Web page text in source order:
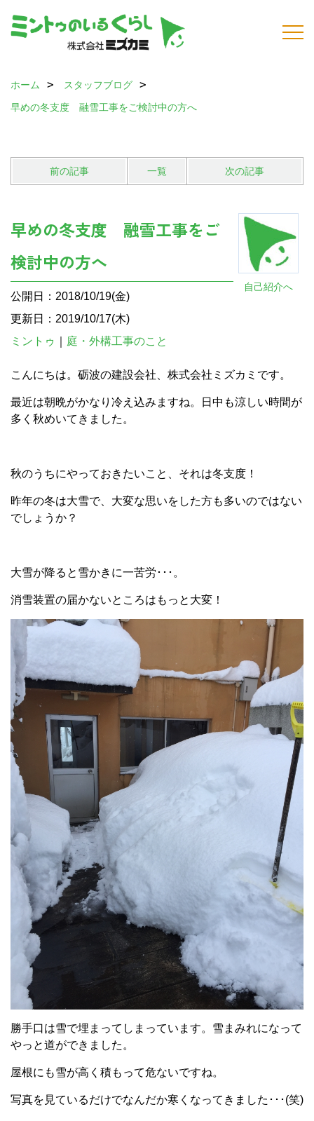
ホーム
スタッフブログ
早めの冬支度 融雪工事をご検討中の方へ
前の記事 一覧 次の記事
自己紹介へ
早めの冬支度 融雪工事をご
検討中の方へ
公開日：2018/10/19(金)
更新日：2019/10/17(木)
ミントゥ
庭・外構工事のこと
こんにちは。砺波の建設会社、株式会社ミズカミです。
最近は朝晩がかなり冷え込みますね。日中も涼しい時間が
多く秋めいてきました。
秋のうちにやっておきたいこと、それは冬支度！
昨年の冬は大雪で、大変な思いをした方も多いのではない
でしょうか？
大雪が降ると雪かきに一苦労･･･。
消雪装置の届かないところはもっと大変！
勝手口は雪で埋まってしまっています。雪まみれになって
やっと道ができました。
屋根にも雪が高く積もって危ないですね。
写真を見ているだけでなんだか寒くなってきました･･･(笑)